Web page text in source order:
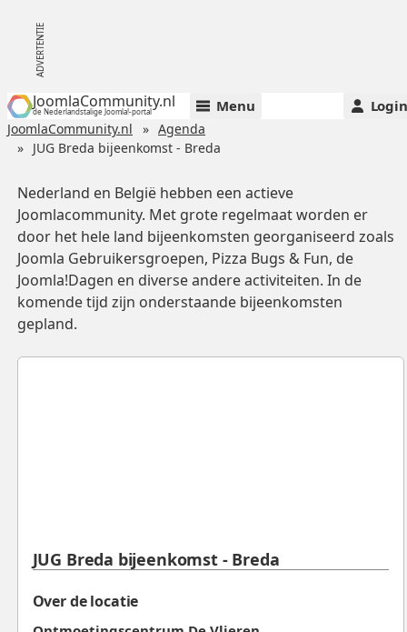
JoomlaCommunity.nl
de Nederlandstalige Joomla!-portal Menu Login
JoomlaCommunity.nl
Agenda
JUG Breda bijeenkomst - Breda
Nederland en België hebben een actieve
Joomlacommunity. Met grote regelmaat worden er
door het hele land bijeenkomsten georganiseerd zoals
Joomla Gebruikersgroepen, Pizza Bugs & Fun, de
Joomla!Dagen en diverse andere activiteiten. In de
komende tijd zijn onderstaande bijeenkomsten
gepland.
JUG Breda bijeenkomst - Breda
Over de locatie